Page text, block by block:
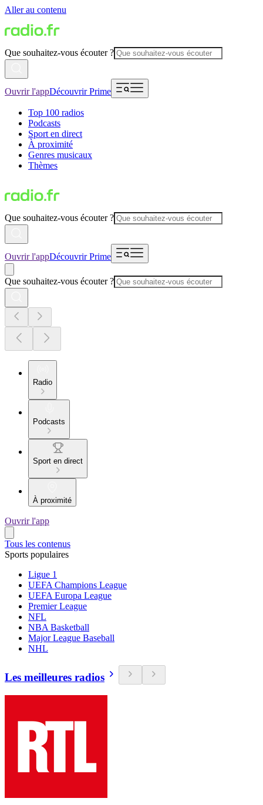
Aller au contenu
Que souhaitez-vous écouter ?
Ouvrir l'appDécouvrir Prime
Top 100 radios
Podcasts
Sport en direct
À proximité
Genres musicaux
Thèmes
Que souhaitez-vous écouter ?
Ouvrir l'appDécouvrir Prime
Que souhaitez-vous écouter ?
Radio
Podcasts
Sport en direct
À proximité
Ouvrir l'app
Tous les contenus
Sports populaires
Ligue 1
UEFA Champions League
UEFA Europa League
Premier League
NFL
NBA Basketball
Major League Baseball
NHL
Les meilleures radios